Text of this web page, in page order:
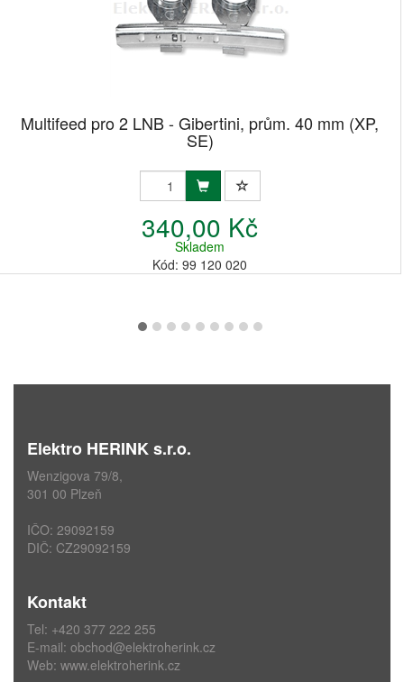
Multifeed pro 2 LNB - Gibertini, prům. 40 mm (XP,
SE)
340,00 Kč
Skladem
Kód: 99 120 020
Elektro HERINK s.r.o.
Wenzigova 79/8,
301 00 Plzeň
IČO: 29092159
DIČ: CZ29092159
Kontakt
Tel: +420 377 222 255
E-mail: obchod@elektroherink.cz
Web: www.elektroherink.cz